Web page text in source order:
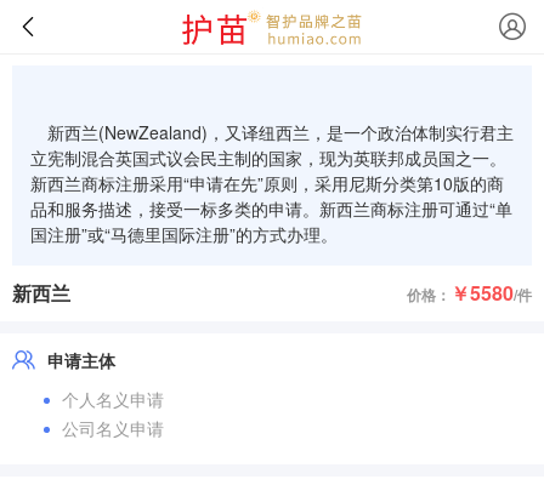
新西兰(NewZealand)，又译纽西兰，是一个政治体制实行君主
立宪制混合英国式议会民主制的国家，现为英联邦成员国之一。
新西兰商标注册采用“申请在先”原则，采用尼斯分类第10版的商
品和服务描述，接受一标多类的申请。新西兰商标注册可通过“单
国注册”或“马德里国际注册”的方式办理。
新西兰 价格： ￥5580/件
申请主体
个人名义申请
公司名义申请